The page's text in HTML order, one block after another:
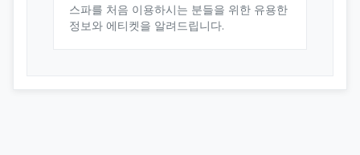
스파를 처음 이용하시는 분들을 위한 유용한
정보와 에티켓을 알려드립니다.